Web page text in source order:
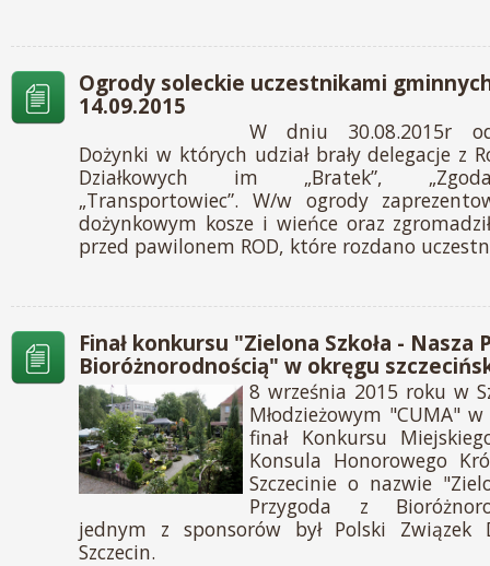
Ogrody soleckie uczestnikami
14.09.2015
W dniu 30.08.2015r
Dożynki w których udział brały delegacje z
Działkowych im „Bratek”,
„Transportowiec”. W/w ogrody
dożynkowym kosze i wieńce oraz
przed pawilonem ROD, które rozdano
Finał konkursu "Zielona Szkoła - Nasza
Bioróżnorodnością" w okręgu
8 września 2015 roku w
Młodzieżowym "CUMA" w
finał Konkursu
Konsula Honorowego
Szczecinie o nazwie
Przygoda z
jednym z sponsorów był Polski Związek
Szczecin.